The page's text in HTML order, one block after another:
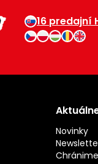
16 predajní
Novinky